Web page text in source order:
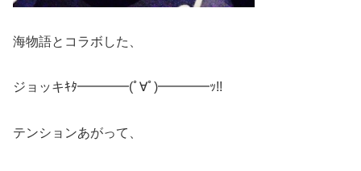
海物語とコラボした、
ジョッキｷﾀ━━━━(ﾟ∀ﾟ)━━━━ｯ!!
テンションあがって、